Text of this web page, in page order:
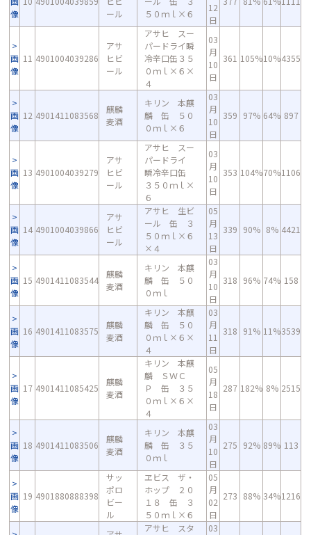
像
ール
５０ｍｌ×６
12
日
画
像
11 4901004039286
アサ
ヒビ
ール
アサヒ スー
パードライ瞬
冷辛口缶３５
０ｍｌ×６×
４
03
月
10
日
361 105%10%4355
画
像
12 4901411083568
麒麟
麦酒
キリン 本麒
麟 缶 ５０
０ｍｌ×６
03
月
10
日
359 97% 64% 897
画
像
13 4901004039279
アサ
ヒビ
ール
アサヒ スー
パードライ
瞬冷辛口缶
３５０ｍｌ×
６
03
月
10
日
353 104%70%1106
画
像
14 4901004039866
アサ
ヒビ
ール
アサヒ 生ビ
ール 缶 ３
５０ｍｌ×６
×４
05
月
13
日
339 90% 8% 4421
画
像
15 4901411083544
麒麟
麦酒
キリン 本麒
麟 缶 ５０
０ｍｌ
03
月
10
日
318 96% 74% 158
画
像
16 4901411083575
麒麟
麦酒
キリン 本麒
麟 缶 ５０
０ｍｌ×６×
４
03
月
11
日
318 91% 11%3539
画
像
17 4901411085425
麒麟
麦酒
キリン 本麒
麟 ＳＷＣ
Ｐ 缶 ３５
０ｍｌ×６×
４
05
月
18
日
287 182% 8% 2515
画
像
18 4901411083506
麒麟
麦酒
キリン 本麒
麟 缶 ３５
０ｍｌ
03
月
10
日
275 92% 89% 113
画
像
19 4901880888398
サッ
ポロ
ビー
ル
ヱビス ザ・
ホップ ２０
１８ 缶 ３
５０ｍｌ×６
05
月
02
日
273 88% 34%1216
アサヒ スタ
03